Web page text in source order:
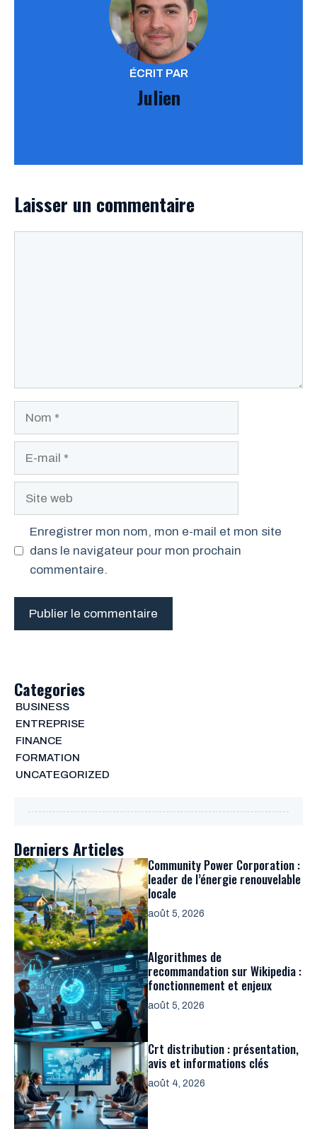
ÉCRIT PAR
Julien
Laisser un commentaire
Enregistrer mon nom, mon e-mail et mon site
dans le navigateur pour mon prochain
commentaire.
Categories
BUSINESS
ENTREPRISE
FINANCE
FORMATION
UNCATEGORIZED
Derniers Articles
Community Power Corporation :
leader de l’énergie renouvelable
locale
août 5, 2026
Algorithmes de
recommandation sur Wikipedia :
fonctionnement et enjeux
août 5, 2026
Crt distribution : présentation,
avis et informations clés
août 4, 2026